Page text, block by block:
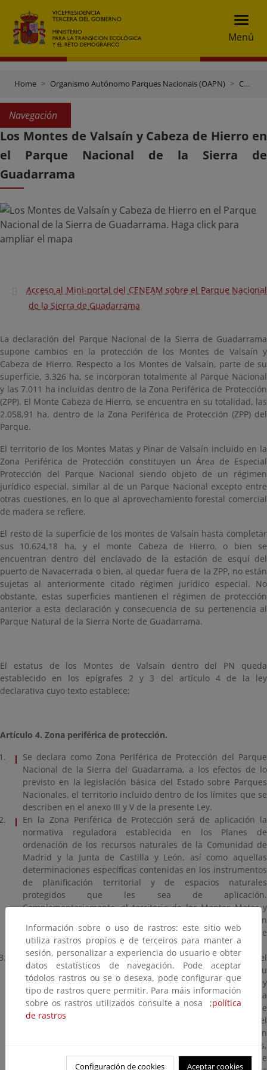
Menú
Home Organismo Autónomo Parques Nacionais (OAPN) Centros e Terreos
Navegación
Los Montes de Valsaín y Cabeza de Hierro en
el Parque Nacional de la Sierra de
Guadarrama
Acceso al Mini-portal del CENEAM sobre el Parque Nacional
de la Sierra de Guadarrama
La declaración del Parque Nacional de la Sierra de Guadarrama
supone cambios en la protección de los Montes de Valsaín y
Cabeza de Hierro. Respecto a los Montes de Valsaín, parte de su
superficie, 3.326 ha, se incorporan totalmente al Parque Nacional
y las 7.011 ha incluidas dentro de la Zona Periférica de Protección
(ZPP). El Monte Cabeza de Hierro, se encuentra en su totalidad, las
2.058,91 ha, dentro de la Zona Periférica de Protección (ZPP) del
Parque.
El territorio de los Montes Matas y Pinar de Valsaín incluido en la
Zona Periférica de Protección constituyen un Área de Especial
Protección del Parque Nacional siendo objeto de un régimen
jurídico especial, similar al de un Parque Nacional excepto entre
otras cuestiones, en lo que al aprovechamiento forestal comercial
de madera se refiere.
El resto de la superficie de los montes de Valsaín hasta completar
sus 10.624,18 ha, y el monte Cabeza de Hierro, o bien se
encuentran dentro del enclavado de la estación de esquí del
puerto de Navacerrada o bien, al quedar fuera de la ZPP, no están
sujetas al anteriormente citado régimen jurídico especial. No
obstante, estas superficies mantienen el régimen de protección
anterior a esta declaración y consecuencia de su pertenencia al
Parque Natural de la Sierra Norte de Guadarrama.
El estatus de los Montes de Valsaín dentro del PN queda
establecido en los epígrafes 2 y 3 del artículo 4 de la ley
declarativa cuyo texto establece:
Artículo 4. Zona periférica de protección.
Se declara como Zona Periférica de Protección del Parque
Nacional de la Sierra del Guadarrama, a los efectos de lo
previsto en la legislación básica del Estado sobre Parques
Nacionales, el territorio incluido dentro de los límites que se
describen en el anexo III y V de la presente Ley.
En la Zona Periférica de Protección será de aplicación la
normativa reguladora establecida en los Planes de
ordenación de los recursos naturales de la Comunidad de
Madrid y la Junta de Castilla y León, así como aquellas
determinaciones específicas contenidas en los instrumentos
de planificación territorial y de espacios naturales
protegidos que les sea de aplicación.
Complementariamente, el territorio de los Montes Matas y
Pinar de Valsaín incluido en la Zona Periférica de Protección
será objeto de un régimen jurídico especial que se
especifica en el apartado 3 de este artículo.
Los Montes Matas y Pinar de Valsaín, propiedad del
Organismo Autónomo Parques Nacionales, mantendrán su
modelo de administración por parte del citado organismo y
quedarán parcialmente incorporados al Parque Nacional. La
superficie de estos montes incluida en la Zona Periférica de
Protección constituirá un Área de Especial Protección del
Parque Nacional donde será de aplicación el régimen
jurídico del Parque Nacional, al que quedan vinculados,
excepto en lo relativo al aprovechamiento hidroeléctrico de
Información sobre o uso de rastros: este sitio web
utiliza rastros propios e de terceiros para manter a
sesión, personalizar a experiencia do usuario e obter
datos estatísticos de navegación. Pode aceptar
tódolos rastros ou se o desexa, pode configurar que
tipo de rastros quere permitir. Para máis información
sobre os rastros utilizados consulte a nosa ;política
de rastros
Configuración de cookies Aceptar cookies